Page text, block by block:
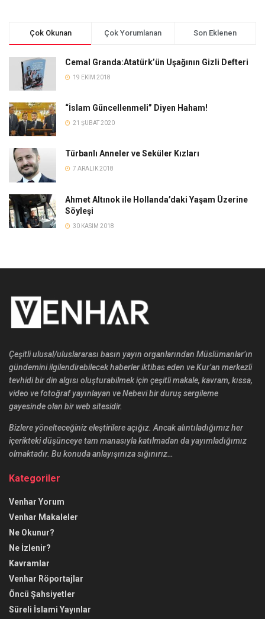
Çok Okunan Çok Yorumlanan Son Eklenen
Cemal Granda:Atatürk’ün Uşağının Gizli Defteri
19 EKIM 2018
“İslam Güncellenmeli” Diyen Haham!
21 ŞUBAT 2020
Türbanlı Anneler ve Seküler Kızları
7 ARALIK 2018
Ahmet Altınok ile Hollanda’daki Yaşam Üzerine
Söyleşi
30 KASIM 2018
Çeşitli ulusal/uluslararası basın yayın organlarından Müslümanlar’ın
gündemini ilgilendirebilecek haberler iktibas eden ve Kur’an merkezli
tevhidi bir din algısı oluşturabilmek için çeşitli makale, kavram, kıssa,
video ve fotoğraf yayınlayan ve Nebevi bir duruş sergileme
gayesinde olan bir web sitesidir.
Bizlere yönelteceğiniz eleştirilere açığız. Ancak alıntıladığımız her
içerikteki düşünceye tam manasıyla katılmadan da yayımladığımız
olmaktadır. Bu konuda anlayışınıza sığınırız…
Kategoriler
Venhar Yorum
Venhar Makaleler
Ne Okunur?
Ne İzlenir?
Kavramlar
Venhar Röportajlar
Öncü Şahsiyetler
Süreli İslami Yayınlar